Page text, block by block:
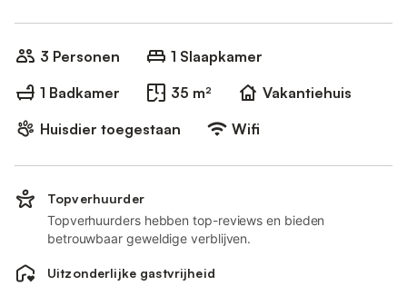
3 Personen
1 Slaapkamer
1 Badkamer
35 m²
Vakantiehuis
Huisdier toegestaan
Wifi
Topverhuurder
Topverhuurders hebben top-reviews en bieden
betrouwbaar geweldige verblijven.
Uitzonderlijke gastvrijheid